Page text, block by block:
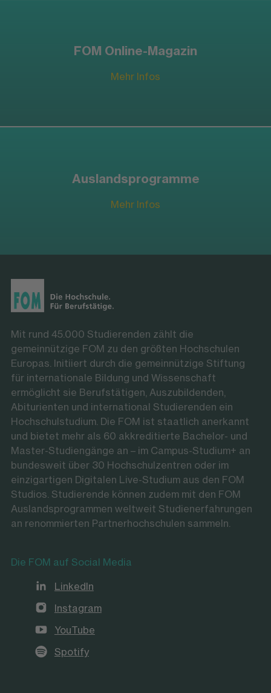
FOM Online-Magazin
Mehr Infos
Auslandsprogramme
Mehr Infos
Mit rund 45.000 Studierenden zählt die
gemeinnützige FOM zu den größten Hochschulen
Europas. Initiiert durch die gemeinnützige Stiftung
für internationale Bildung und Wissenschaft
ermöglicht sie Berufstätigen, Auszubildenden,
Abiturienten und international Studierenden ein
Hochschulstudium. Die FOM ist staatlich anerkannt
und bietet mehr als 60 akkreditierte Bachelor- und
Master-Studiengänge an – im Campus-Studium+ an
bundesweit über 30 Hochschulzentren oder im
einzigartigen Digitalen Live-Studium aus den FOM
Studios. Studierende können zudem mit den FOM
Auslandsprogrammen weltweit Studienerfahrungen
an renommierten Partnerhochschulen sammeln.
Die FOM auf Social Media
LinkedIn
Instagram
YouTube
Spotify